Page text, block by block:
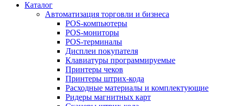
Каталог
Автоматизация торговли и бизнеса
POS-компьютеры
POS-мониторы
POS-терминалы
Дисплеи покупателя
Клавиатуры программируемые
Принтеры чеков
Принтеры штрих-кода
Расходные материалы и комплектующие
Ридеры магнитных карт